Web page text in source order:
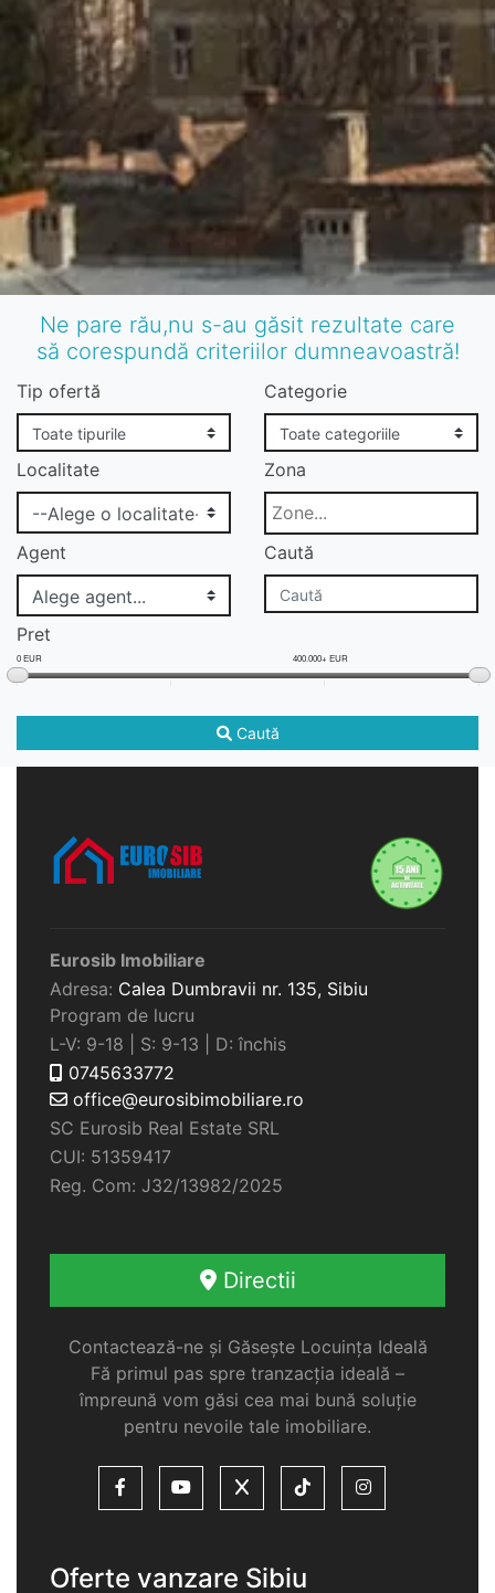
Ne pare rău,nu s-au găsit rezultate care
să corespundă criteriilor dumneavoastră!
Tip ofertă Categorie
Localitate Zona
Agent Caută
Pret
0 EUR 400.000+ EUR
Caută
Eurosib Imobiliare
Adresa: Calea Dumbravii nr. 135, Sibiu
Program de lucru
L-V: 9-18 | S: 9-13 | D: închis
0745633772
office@eurosibimobiliare.ro
SC Eurosib Real Estate SRL
CUI: 51359417
Reg. Com: J32/13982/2025
Directii
Contactează-ne și Găsește Locuința Ideală
Fă primul pas spre tranzacția ideală –
împreună vom găsi cea mai bună soluție
pentru nevoile tale imobiliare.
Oferte vanzare Sibiu